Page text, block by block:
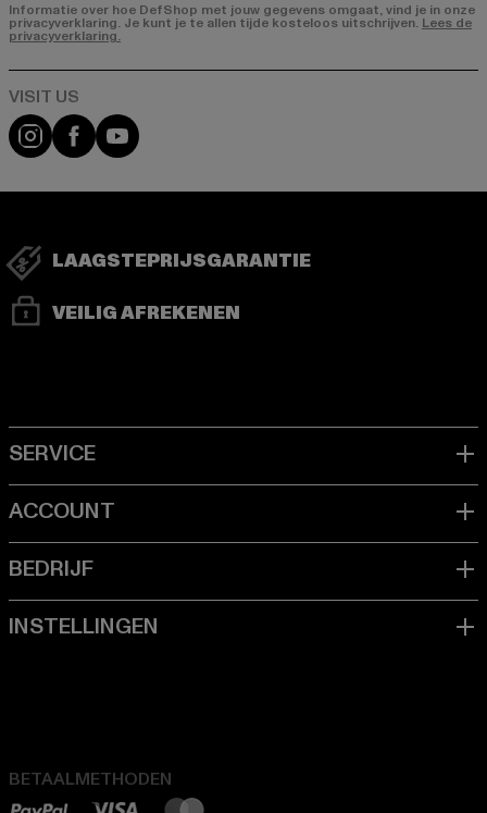
Informatie over hoe DefShop met jouw gegevens omgaat, vind je in onze
privacyverklaring. Je kunt je te allen tijde kosteloos uitschrijven. Lees de
privacyverklaring.
Visit our Instagram page:
Visit our Facebook page:
Visit our YouTube channel:
LAAGSTEPRIJSGARANTIE
VEILIG AFREKENEN
BETAALMETHODEN